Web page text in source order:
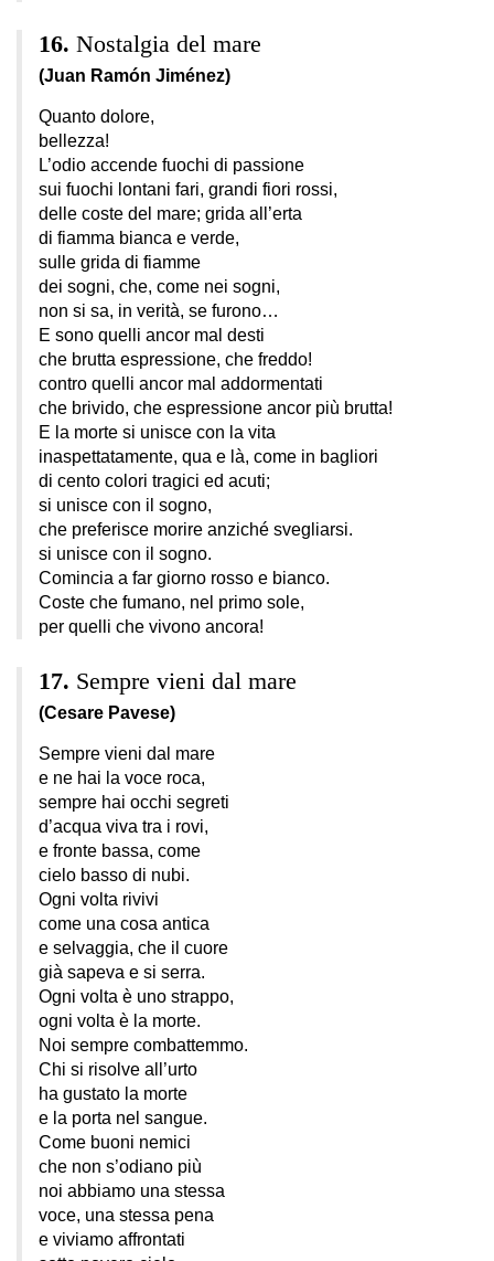
Nostalgia del mare
(Juan Ramón Jiménez)
Quanto dolore,
bellezza!
L’odio accende fuochi di passione
sui fuochi lontani fari, grandi fiori rossi,
delle coste del mare; grida all’erta
di fiamma bianca e verde,
sulle grida di fiamme
dei sogni, che, come nei sogni,
non si sa, in verità, se furono…
E sono quelli ancor mal desti
che brutta espressione, che freddo!
contro quelli ancor mal addormentati
che brivido, che espressione ancor più brutta!
E la morte si unisce con la vita
inaspettatamente, qua e là, come in bagliori
di cento colori tragici ed acuti;
si unisce con il sogno,
che preferisce morire anziché svegliarsi.
si unisce con il sogno.
Comincia a far giorno rosso e bianco.
Coste che fumano, nel primo sole,
per quelli che vivono ancora!
Sempre vieni dal mare
(Cesare Pavese)
Sempre vieni dal mare
e ne hai la voce roca,
sempre hai occhi segreti
d’acqua viva tra i rovi,
e fronte bassa, come
cielo basso di nubi.
Ogni volta rivivi
come una cosa antica
e selvaggia, che il cuore
già sapeva e si serra.
Ogni volta è uno strappo,
ogni volta è la morte.
Noi sempre combattemmo.
Chi si risolve all’urto
ha gustato la morte
e la porta nel sangue.
Come buoni nemici
che non s’odiano più
noi abbiamo una stessa
voce, una stessa pena
e viviamo affrontati